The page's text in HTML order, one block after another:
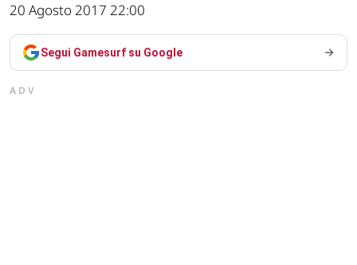
20 Agosto 2017 22:00
Segui Gamesurf su Google
ADV